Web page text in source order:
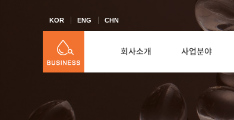
KOR ENG CHN
회사소개 사업분야